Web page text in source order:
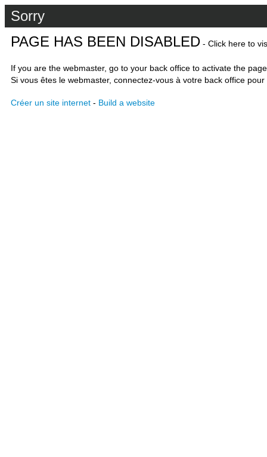
Sorry
PAGE HAS BEEN DISABLED - Click here to
If you are the webmaster, go to your back office to activate the
Si vous êtes le webmaster, connectez-vous à votre back office
Créer un site internet - Build a website